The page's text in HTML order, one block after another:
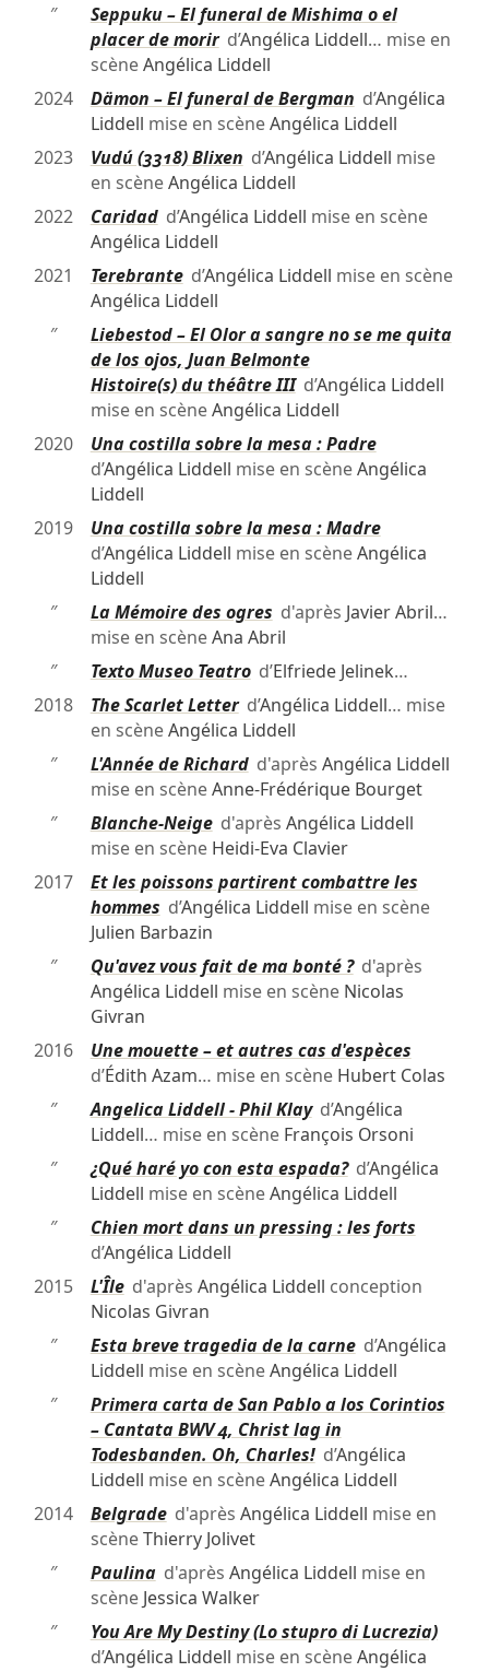
″
Seppuku – El funeral de Mishima o el
placer de morird’Angélica Liddell… mise en
scèneAngélica Liddell
2024
Dämon – El funeral de Bergman d’Angélica
Liddell mise en scèneAngélica Liddell
2023
Vudú (3318) Blixen d’Angélica Liddell mise
en scèneAngélica Liddell
2022
Caridadd’Angélica Liddell mise en scène
Angélica Liddell
2021
Terebranted’Angélica Liddell mise en scène
Angélica Liddell
″
Liebestod – El Olor a sangre no se me quita
de los ojos, Juan Belmonte
Histoire(s) du théâtre IIId’Angélica Liddell
mise en scèneAngélica Liddell
2020
Una costilla sobre la mesa : Padre
d’Angélica Liddell mise en scèneAngélica
Liddell
2019
Una costilla sobre la mesa : Madre
d’Angélica Liddell mise en scèneAngélica
Liddell
″
La Mémoire des ogres d'après Javier Abril…
mise en scèneAna Abril
″
Texto Museo Teatrod’Elfriede Jelinek…
2018
The Scarlet Letterd’Angélica Liddell… mise
en scèneAngélica Liddell
″
L'Année de Richardd'après Angélica Liddell
mise en scèneAnne-Frédérique Bourget
″
Blanche-Neiged'après Angélica Liddell
mise en scène Heidi-Eva Clavier
2017
Et les poissons partirent combattre les
hommes d’Angélica Liddell mise en scène
Julien Barbazin
″
Qu'avez vous fait de ma bonté ?d'après
Angélica Liddell mise en scène Nicolas
Givran
2016
Une mouette – et autres cas d'espèces
d’Édith Azam… mise en scène Hubert Colas
″
Angelica Liddell - Phil Klayd’Angélica
Liddell… mise en scène François Orsoni
″
¿Qué haré yo con esta espada?d’Angélica
Liddell mise en scèneAngélica Liddell
″
Chien mort dans un pressing : les forts
d’Angélica Liddell
2015
L'Îled'après Angélica Liddell conception
Nicolas Givran
″
Esta breve tragedia de la carned’Angélica
Liddell mise en scèneAngélica Liddell
″
Primera carta de San Pablo a los Corintios
– Cantata BWV 4, Christ lag in
Todesbanden. Oh, Charles!d’Angélica
Liddell mise en scèneAngélica Liddell
2014
Belgraded'après Angélica Liddell mise en
scèneThierry Jolivet
″
Paulinad'après Angélica Liddell mise en
scène Jessica Walker
″
You Are My Destiny (Lo stupro di Lucrezia)
d’Angélica Liddell mise en scèneAngélica